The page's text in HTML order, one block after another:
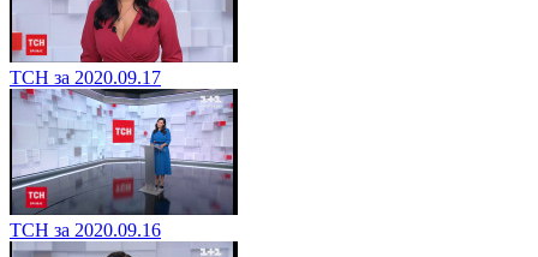
ТСН за 2020.09.17
ТСН за 2020.09.16